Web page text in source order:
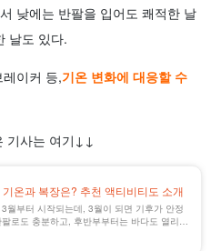
낮에는 반팔을 입어도 쾌적한 날
날도 있다.
이커 등,기온 변화에 대응할 수
기사는 여기↓↓
온과 복장은? 추천 액티비티도 소개
월부터 시작되는데, 3월이 되면 기후가 안정
로도 충분하고, 후반부부터는 바다도 열리기